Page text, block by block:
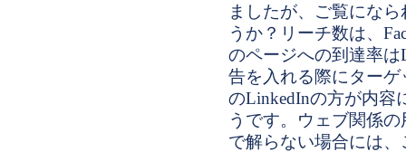
ましたが、ご覧にな
うか？リーチ数は、
のページへの到達率
告を入れる際にター
のLinkedInの方が内容
うです。ウェブ関係
で解らない場合には